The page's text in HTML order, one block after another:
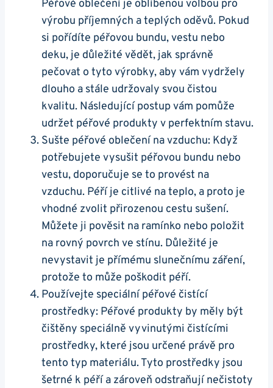
Péřové oblečení je oblíbenou volbou pro
výrobu příjemných a teplých oděvů. Pokud
si pořídíte péřovou bundu, vestu nebo
deku, je důležité vědět, jak správně
pečovat o tyto výrobky, aby vám vydržely
dlouho a stále udržovaly svou čistou
kvalitu. Následující postup vám pomůže
udržet péřové produkty v perfektním stavu.
Sušte péřové oblečení na vzduchu: Když
potřebujete vysušit péřovou bundu nebo
vestu, doporučuje se to provést na
vzduchu. Péří je citlivé na teplo, a proto je
vhodné zvolit přirozenou cestu sušení.
Můžete ji pověsit na ramínko nebo položit
na rovný povrch ve stínu. Důležité je
nevystavit je přímému slunečnímu záření,
protože to může poškodit péří.
Používejte speciální péřové čistící
prostředky: Péřové produkty by měly být
čištěny speciálně vyvinutými čistícími
prostředky, které jsou určené právě pro
tento typ materiálu. Tyto prostředky jsou
šetrné k péří a zároveň odstraňují nečistoty